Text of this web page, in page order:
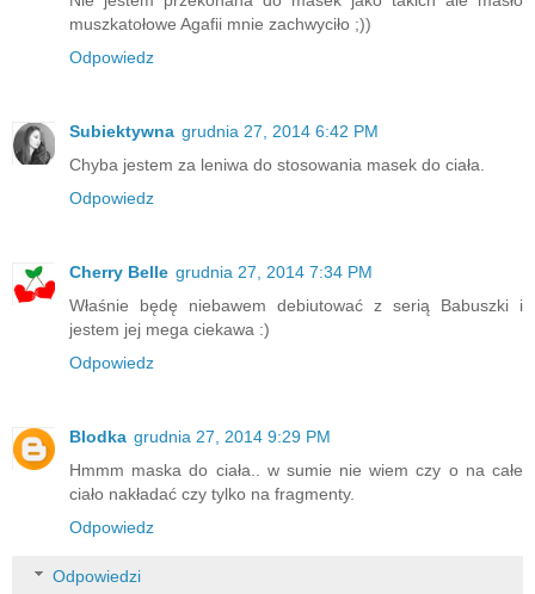
muszkatołowe Agafii mnie zachwyciło ;))
Odpowiedz
Subiektywna grudnia 27, 2014 6:42 PM
Chyba jestem za leniwa do stosowania masek do ciała.
Odpowiedz
Cherry Belle grudnia 27, 2014 7:34 PM
Właśnie będę niebawem debiutować z serią Babuszki i
jestem jej mega ciekawa :)
Odpowiedz
Blodka grudnia 27, 2014 9:29 PM
Hmmm maska do ciała.. w sumie nie wiem czy o na całe
ciało nakładać czy tylko na fragmenty.
Odpowiedz
Odpowiedzi